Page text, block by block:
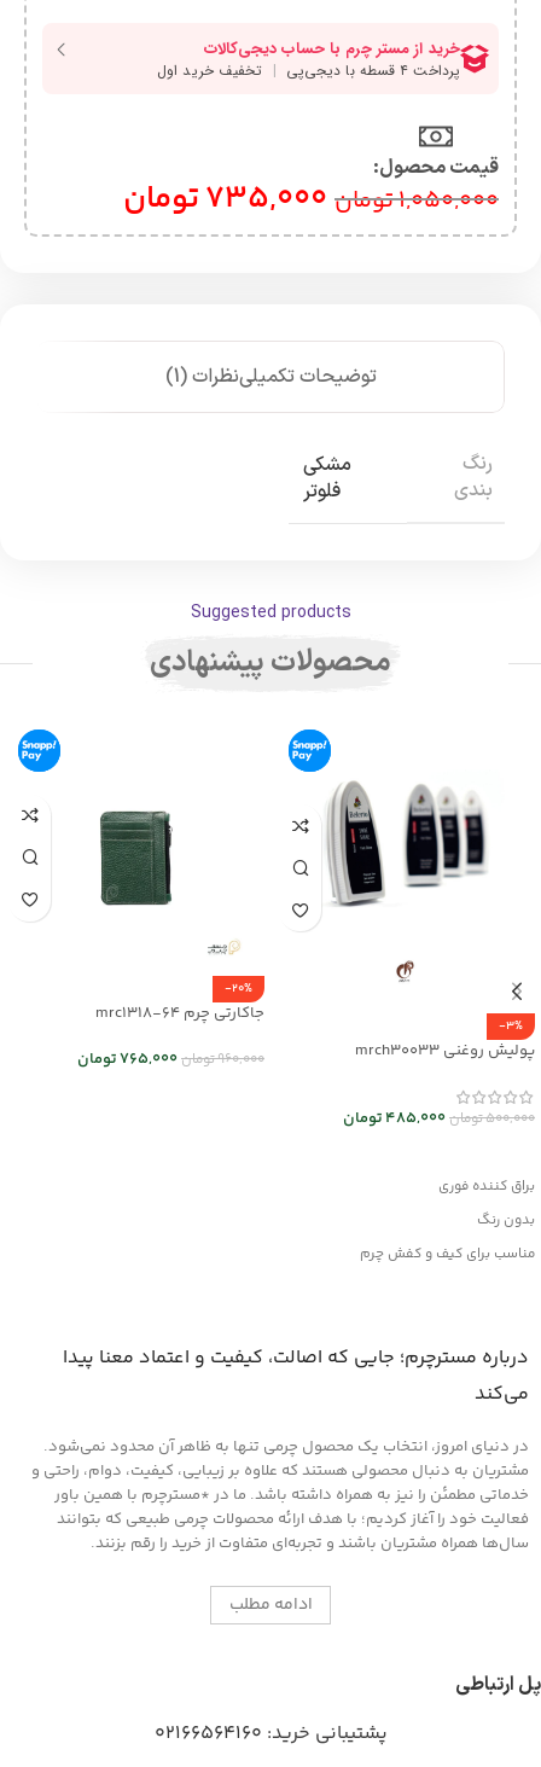
قیمت محصول:​
1,050,000تومان 735,000تومان
توضیحات تکمیلینظرات (1)
رنگ
بندی
مشکی
فلوتر
Suggested products
محصولات پیشنهادی
-3%
پولیش روغنی mrch30033
500,000تومان485,000تومان
براق کننده فوری
بدون رنگ
مناسب برای کیف و کفش چرم
-20%
جاکارتی چرم mrc1318-64
960,000تومان765,000تومان
درباره مسترچرم؛ جایی که اصالت، کیفیت و اعتماد معنا پیدا
می‌کند
در دنیای امروز، انتخاب یک محصول چرمی تنها به ظاهر آن محدود نمی‌شود.
مشتریان به دنبال محصولی هستند که علاوه بر زیبایی، کیفیت، دوام، راحتی و
خدماتی مطمئن را نیز به همراه داشته باشد. ما در *مسترچرم با همین باور
فعالیت خود را آغاز کردیم؛ با هدف ارائه محصولات چرمی طبیعی که بتوانند
سال‌ها همراه مشتریان باشند و تجربه‌ای متفاوت از خرید را رقم بزنند.
ادامه مطلب
پل ارتباطی
پشتیبانی خرید: 02166564160